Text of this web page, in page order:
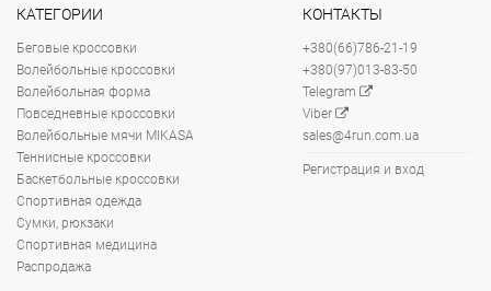
КАТЕГОРИИ
Беговые кроссовки
Волейбольные кроссовки
Волейбольная форма
Повседневные кроссовки
Волейбольные мячи MIKASA
Теннисные кроссовки
Баскетбольные кроссовки
Спортивная одежда
Сумки, рюкзаки
Спортивная медицина
Распродажа
КОНТАКТЫ
+380(66)786-21-19
+380(97)013-83-50
Telegram
Viber
sales@4run.com.ua
Регистрация и вход